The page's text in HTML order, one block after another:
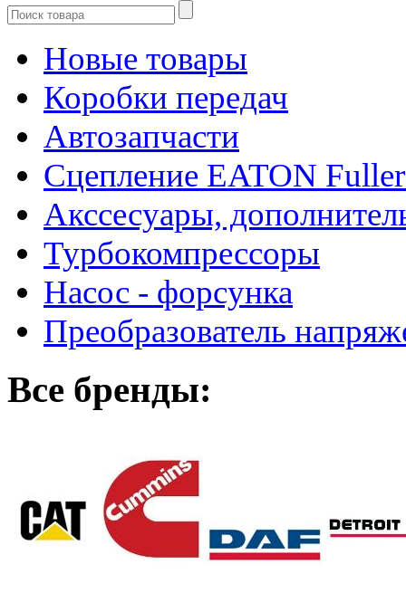
Новые товары
Коробки передач
Автозапчасти
Сцепление EATON
Акссесуары,
Турбокомпрессоры
Насос - форсунка
Преобразователь
Все бренды: